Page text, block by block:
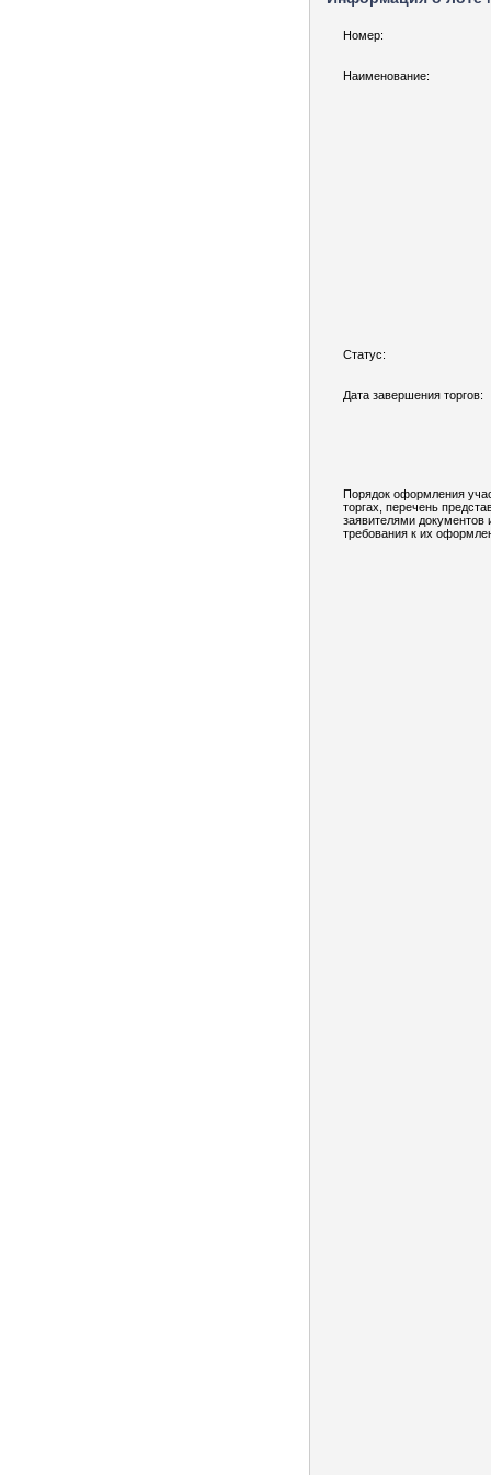
Номер:
Наименование:
Статус:
Дата завершения торгов:
Порядок оформления
торгах, перечень
заявителями документов
требования к их